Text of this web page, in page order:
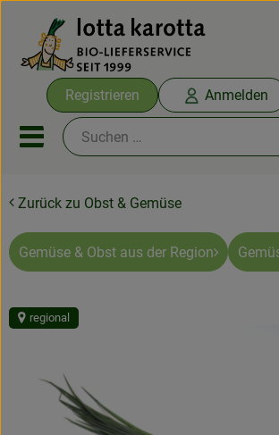
Registrieren Anmelden
Mobiles Menu
Ökokisten
Bio-Kochboxen
Saisonthemen
Neues & Angebote
Zurück zu Obst & Gemüse
Gemüse & Obst aus der Region
regional